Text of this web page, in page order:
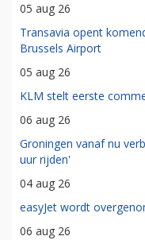
05 aug 26
Transavia opent
Brussels Airport
05 aug 26
KLM stelt eerste
06 aug 26
Groningen vanaf nu
uur rijden'
04 aug 26
easyJet wordt
06 aug 26